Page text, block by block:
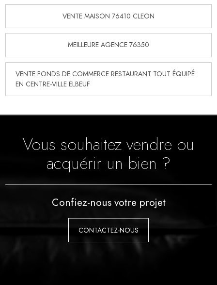
VENTE MAISON 76410 CLEON
MEILLEURE AGENCE 76350
VENTE FONDS DE COMMERCE RESTAURANT TOUT ÉQUIPÉ
EN CENTRE-VILLE ELBEUF
Vous souhaitez vendre ou
acquérir un bien ?
Confiez-nous votre projet
CONTACTEZ-NOUS